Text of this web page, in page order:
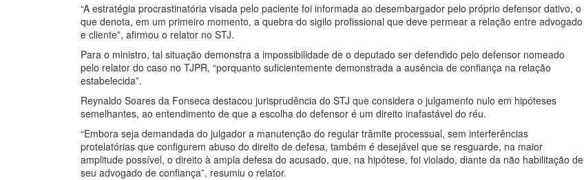
“A estratégia procrastinatória visada pelo paciente foi informada ao desembargador pelo próprio defensor dativo, o
que denota, em um primeiro momento, a quebra do sigilo profissional que deve permear a relação entre advogado
e cliente”, afirmou o relator no STJ.
Para o ministro, tal situação demonstra a impossibilidade de o deputado ser defendido pelo defensor nomeado
pelo relator do caso no TJPR, “porquanto suficientemente demonstrada a ausência de confiança na relação
estabelecida”.
Reynaldo Soares da Fonseca destacou jurisprudência do STJ que considera o julgamento nulo em hipóteses
semelhantes, ao entendimento de que a escolha do defensor é um direito inafastável do réu.
“Embora seja demandada do julgador a manutenção do regular trâmite processual, sem interferências
protelatórias que configurem abuso do direito de defesa, também é desejável que se resguarde, na maior
amplitude possível, o direito à ampla defesa do acusado, que, na hipótese, foi violado, diante da não habilitação de
seu advogado de confiança”, resumiu o relator.